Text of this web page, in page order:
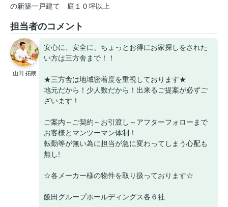
の新築一戸建て
庭１０坪以上
担当者のコメント
山田 拓朗
安心に、安全に、ちょっとお得にお家探しをされた
い方は三方舎まで！！
★三方舎は地域密着度を重視しております★
地元だから！少人数だから！出来るご提案が必ずご
ざいます！
ご案内～ご契約～お引渡し～アフターフォローまで
お客様とマンツーマン体制！
転勤等が無い為に担当が急に変わってしまう心配も
無し!
☆各メーカー様の物件を取り扱っております☆
飯田グループホールディングス各６社